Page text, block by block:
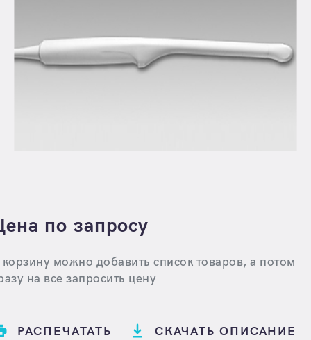
по запросу
можно добавить список товаров, а потом
на все запросить цену
СКАЧАТЬ ОПИСАНИЕ
РАСПЕЧАТАТЬ